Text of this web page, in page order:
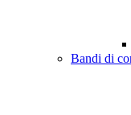
Bandi di